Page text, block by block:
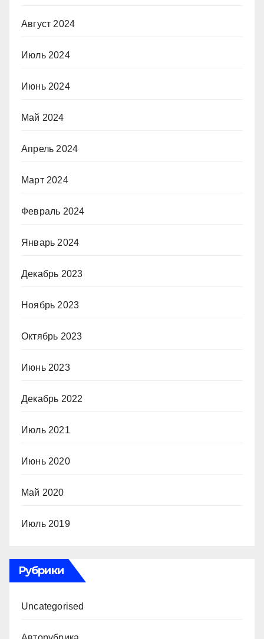
Август 2024
Июль 2024
Июнь 2024
Май 2024
Апрель 2024
Март 2024
Февраль 2024
Январь 2024
Декабрь 2023
Ноябрь 2023
Октябрь 2023
Июнь 2023
Декабрь 2022
Июль 2021
Июнь 2020
Май 2020
Июль 2019
Рубрики
Uncategorised